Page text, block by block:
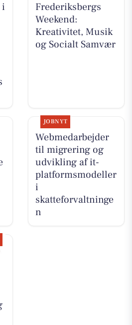
i
Frederiksbergs
Weekend:
Kreativitet, Musik
og Socialt Samvær
JOBNYT
Webmedarbejder
til migrering og
udvikling af it-
platformsmodeller
i
skatteforvaltninge
n